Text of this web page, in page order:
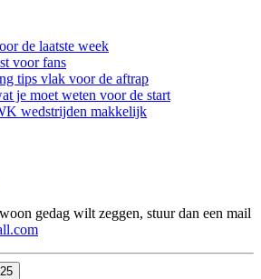
de laatste week
voor fans
tips vlak voor de aftrap
je moet weten voor de start
wedstrijden makkelijk
gedag wilt zeggen, stuur dan een mail